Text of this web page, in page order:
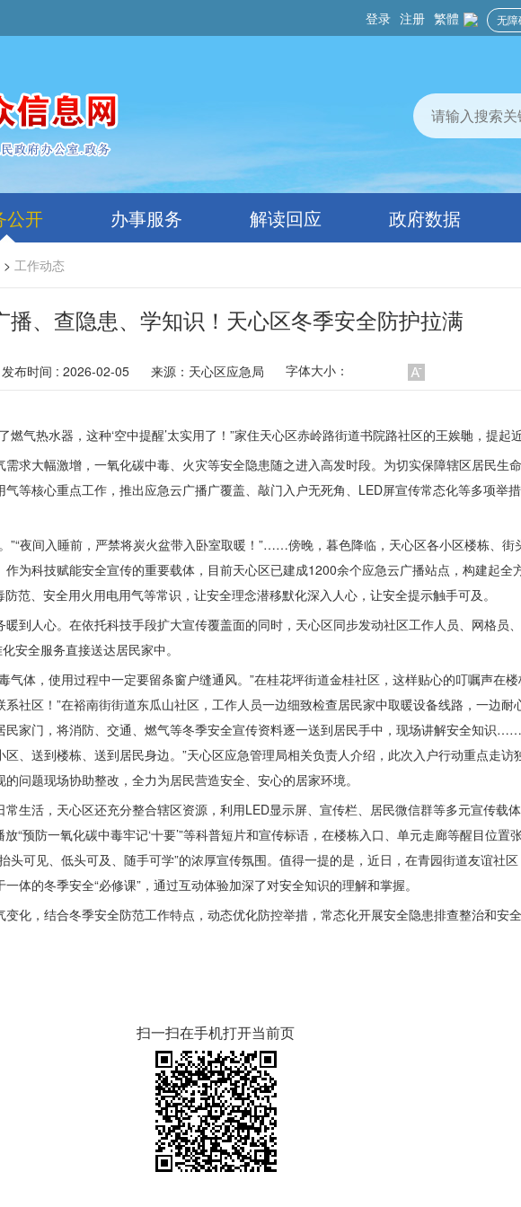
登录 注册 繁體 无障
公开 办事服务 解读回应 政府数据
> 工作动态
播、查隐患、学知识！天心区冬季安全防护拉满
发布时间 : 2026-02-05 来源： 天心区应急局 字体大小：
气热水器，这种‘空中提醒’太实用了！”家住天心区赤岭路街道书院路社区的王娭毑，提起
求大幅激增，一氧化碳中毒、火灾等安全隐患随之进入高发时段。为切实保障辖区居民生
等核心重点工作，推出应急云广播广覆盖、敲门入户无死角、LED屏宣传常态化等多项举
”“夜间入睡前，严禁将炭火盆带入卧室取暖！”……傍晚，暮色降临，天心区各小区楼栋、
为科技赋能安全宣传的重要载体，目前天心区已建成1200余个应急云广播站点，构建起全
范、安全用火用电用气等常识，让安全理念潜移默化深入人心，让安全提示触手可及。
到人心。在依托科技手段扩大宣传覆盖面的同时，天心区同步发动社区工作人员、网格员
安全服务直接送达居民家中。
气体，使用过程中一定要留条窗户缝通风。”在桂花坪街道金桂社区，这样贴心的叮嘱声在
社区！”在裕南街街道东瓜山社区，工作人员一边细致检查居民家中取暖设备线路，一边
家门，将消防、交通、燃气等冬季安全宣传资料逐一送到居民手中，现场讲解安全知识
、送到楼栋、送到居民身边。”天心区应急管理局相关负责人介绍，此次入户行动重点走
问题现场协助整改，全力为居民营造安全、安心的居家环境。
生活，天心区还充分整合辖区资源，利用LED显示屏、宣传栏、居民微信群等多元宣传载
“预防一氧化碳中毒牢记‘十要’”等科普短片和宣传标语，在楼栋入口、单元走廊等醒目位置
头可见、低头可及、随手可学”的浓厚宣传氛围。值得一提的是，近日，在青园街道友谊社
体的冬季安全“必修课”，通过互动体验加深了对安全知识的理解和掌握。
化，结合冬季安全防范工作特点，动态优化防控举措，常态化开展安全隐患排查整治和安
扫一扫在手机打开当前页